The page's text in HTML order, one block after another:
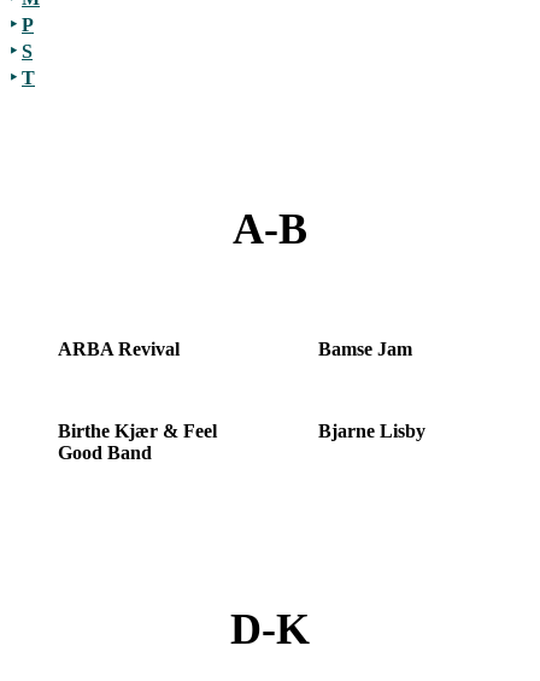
‣ P
‣ S
‣ T
A-B
ARBA Revival Bamse Jam
Birthe Kjær & Feel
Good Band
Bjarne Lisby
D-K